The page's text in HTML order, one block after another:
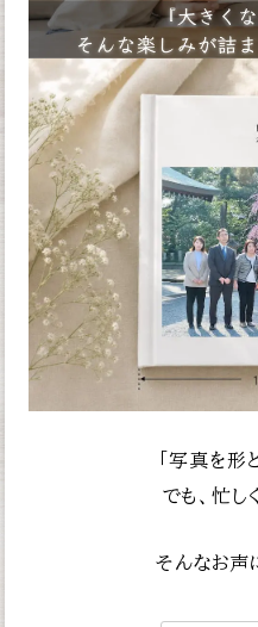
「写真を形
でも、忙し
そんなお声